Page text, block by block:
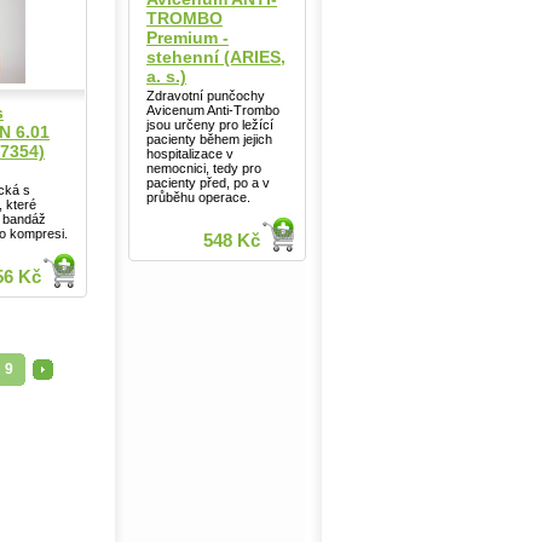
6.01
s
které
kompresi.
Kč
9 >
TROMBO
Premium -
stehenní (ARIES,
a. s.)
Zdravotní punčochy
Avicenum Anti-Trombo
jsou určeny pro ležící
pacienty během jejich
hospitalizace v
nemocnici, tedy pro
pacienty před, po a v
průběhu operace.
548 Kč